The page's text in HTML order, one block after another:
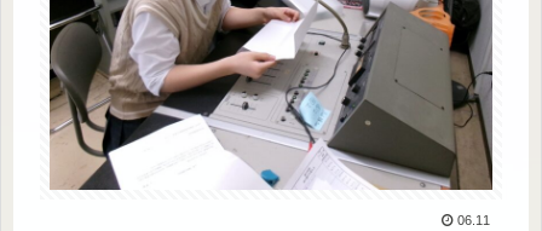
06.11